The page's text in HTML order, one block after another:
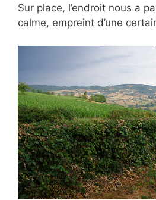
Sur place, l’endroit nous a
calme, empreint d’une